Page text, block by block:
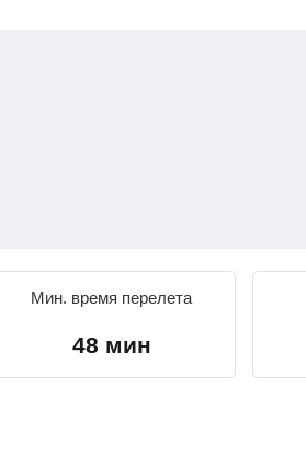
Мин. время перелета
48 мин